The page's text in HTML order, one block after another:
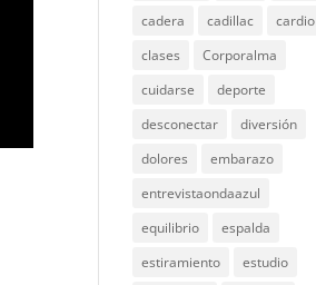
cadera
cadillac
cardio
clases
Corporalma
cuidarse
deporte
desconectar
diversión
dolores
embarazo
entrevistaondaazul
equilibrio
espalda
estiramiento
estudio